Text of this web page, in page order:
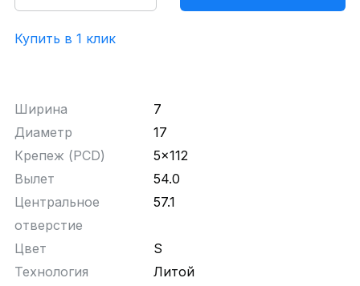
Купить в 1 клик
Ширина
7
Диаметр
17
Крепеж (PCD)
5x112
Вылет
54.0
Центральное
отверстие
57.1
Цвет
S
Технология
Литой